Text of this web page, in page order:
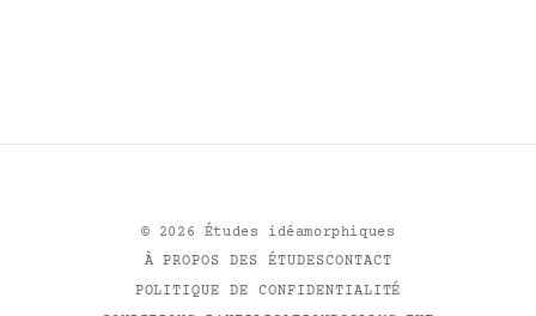
© 2026 Études idéamorphiques
À PROPOS DES ÉTUDESCONTACT
POLITIQUE DE CONFIDENTIALITÉ